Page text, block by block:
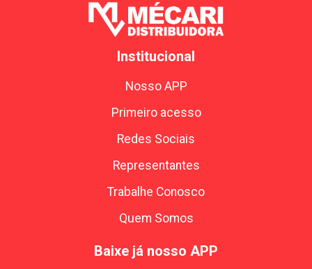
Institucional
Nosso APP
Primeiro acesso
Redes Sociais
Representantes
Trabalhe Conosco
Quem Somos
Baixe já nosso APP